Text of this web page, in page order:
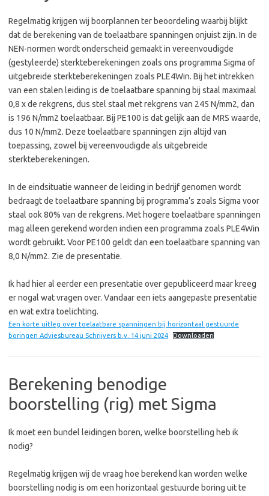
Regelmatig krijgen wij boorplannen ter beoordeling waarbij blijkt
dat de berekening van de toelaatbare spanningen onjuist zijn. In de
NEN-normen wordt onderscheid gemaakt in vereenvoudigde
(gestyleerde) sterkteberekeningen zoals ons programma Sigma of
uitgebreide sterkteberekeningen zoals PLE4Win. Bij het intrekken
van een stalen leiding is de toelaatbare spanning bij staal maximaal
0,8 x de rekgrens, dus stel staal met rekgrens van 245 N/mm2, dan
is 196 N/mm2 toelaatbaar. Bij PE100 is dat gelijk aan de MRS waarde,
dus 10 N/mm2. Deze toelaatbare spanningen zijn altijd van
toepassing, zowel bij vereenvoudigde als uitgebreide
sterkteberekeningen.
In de eindsituatie wanneer de leiding in bedrijf genomen wordt
bedraagt de toelaatbare spanning bij programma’s zoals Sigma voor
staal ook 80% van de rekgrens. Met hogere toelaatbare spanningen
mag alleen gerekend worden indien een programma zoals PLE4Win
wordt gebruikt. Voor PE100 geldt dan een toelaatbare spanning van
8,0 N/mm2. Zie de presentatie.
Ik had hier al eerder een presentatie over gepubliceerd maar kreeg
er nogal wat vragen over. Vandaar een iets aangepaste presentatie
en wat extra toelichting.
Een korte uitleg over toelaatbare spanningen bij horizontaal gestuurde
boringen Adviesbureau Schrijvers b.v. 14 juni 2024
Downloaden
Berekening benodige
boorstelling (rig) met Sigma
Ik moet een bundel leidingen boren, welke boorstelling heb ik
nodig?
Regelmatig krijgen wij de vraag hoe berekend kan worden welke
boorstelling nodig is om een horizontaal gestuurde boring uit te